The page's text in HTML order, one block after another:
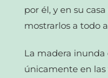
por él, y en su
mostrarlos a todo
La madera inunda
únicamente en las